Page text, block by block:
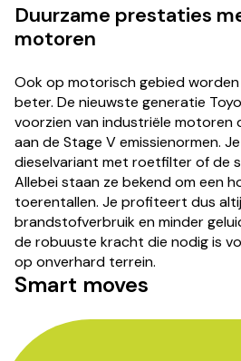
Duurzame prestaties
motoren
Ook op motorisch gebied worden
beter. De nieuwste generatie
voorzien van industriële motoren
aan de Stage V emissienormen.
dieselvariant met roetfilter of de
Allebei staan ze bekend om een
toerentallen. Je profiteert dus
brandstofverbruik en minder
de robuuste kracht die nodig is
op onverhard terrein.
Smart moves